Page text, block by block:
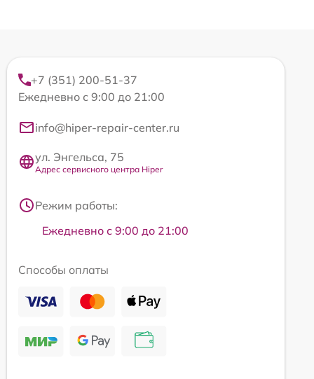
+7 (351) 200-51-37
Ежедневно с 9:00 до 21:00
info@hiper-repair-center.ru
ул. Энгельса, 75
Адрес сервисного центра Hiper
Режим работы:
Ежедневно с 9:00 до 21:00
Способы оплаты